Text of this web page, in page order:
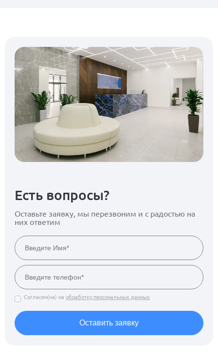
Есть вопросы?
Оставьте заявку, мы перезвоним и с радостью на
них ответим
Согласен(на) на обработку персональных данных
Оставить заявку